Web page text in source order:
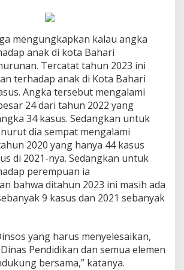
mengungkapkan kalau angka
anak di kota Bahari
Tercatat tahun 2023 ini
terhadap anak di Kota Bahari
Angka tersebut mengalami
24 dari tahun 2022 yang
34 kasus. Sedangkan untuk
dia sempat mengalami
2020 yang hanya 44 kasus
di 2021-nya. Sedangkan untuk
perempuan ia
bahwa ditahun 2023 ini masih ada
9 kasus dan 2021 sebanyak
yang harus menyelesaikan,
Pendidikan dan semua elemen
bersama,” katanya.